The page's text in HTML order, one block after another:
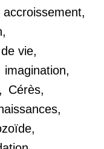
accroissement,
vie,
imagination,
Cérès,